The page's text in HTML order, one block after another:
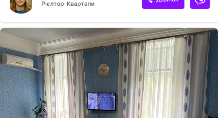
дитячі садки, медичні заклади. Тихий та затишний двір, дружелюбні
сусіди, зони для відпочинку та паркування. Зручна транспортна
розв'язка. Агентство нерухомості "Квартали" Працюючи з нами, ви
отримуєте лише перевірене житло від реальних продавців за
адекватною ціною. Підтримка на всіх етапах угоди. Ми га...
Рієлтор Квартали